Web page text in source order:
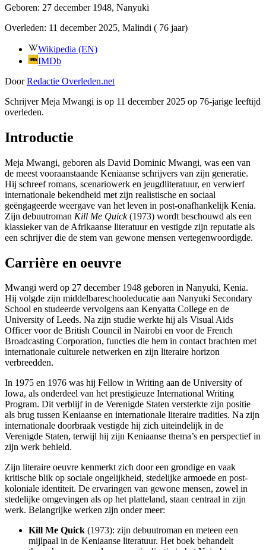
Geboren: 27 december 1948, Nanyuki
Overleden: 11 december 2025, Malindi ( 76 jaar)
Wikipedia (EN)
IMDb
Door Redactie Overleden.net
Schrijver Meja Mwangi is op 11 december 2025 op 76-jarige leeftijd
overleden.
Introductie
Meja Mwangi, geboren als David Dominic Mwangi, was een van
de meest vooraanstaande Keniaanse schrijvers van zijn generatie.
Hij schreef romans, scenariowerk en jeugdliteratuur, en verwierf
internationale bekendheid met zijn realistische en sociaal
geëngageerde weergave van het leven in post-onafhankelijk Kenia.
Zijn debuutroman Kill Me Quick(1973) wordt beschouwd als een
klassieker van de Afrikaanse literatuur en vestigde zijn reputatie als
een schrijver die de stem van gewone mensen vertegenwoordigde.
Carrière en oeuvre
Mwangi werd op 27 december 1948 geboren in Nanyuki, Kenia.
Hij volgde zijn middelbareschooleducatie aan Nanyuki Secondary
School en studeerde vervolgens aan Kenyatta College en de
University of Leeds. Na zijn studie werkte hij als Visual Aids
Officer voor de British Council in Nairobi en voor de French
Broadcasting Corporation, functies die hem in contact brachten met
internationale culturele netwerken en zijn literaire horizon
verbreedden.
In 1975 en 1976 was hij Fellow in Writing aan de University of
Iowa, als onderdeel van het prestigieuze International Writing
Program. Dit verblijf in de Verenigde Staten versterkte zijn positie
als brug tussen Keniaanse en internationale literaire tradities. Na zijn
internationale doorbraak vestigde hij zich uiteindelijk in de
Verenigde Staten, terwijl hij zijn Keniaanse thema’s en perspectief in
zijn werk behield.
Zijn literaire oeuvre kenmerkt zich door een grondige en vaak
kritische blik op sociale ongelijkheid, stedelijke armoede en post-
koloniale identiteit. De ervaringen van gewone mensen, zowel in
stedelijke omgevingen als op het platteland, staan centraal in zijn
werk. Belangrijke werken zijn onder meer:
Kill Me Quick (1973): zijn debuutroman en meteen een
mijlpaal in de Keniaanse literatuur. Het boek behandelt